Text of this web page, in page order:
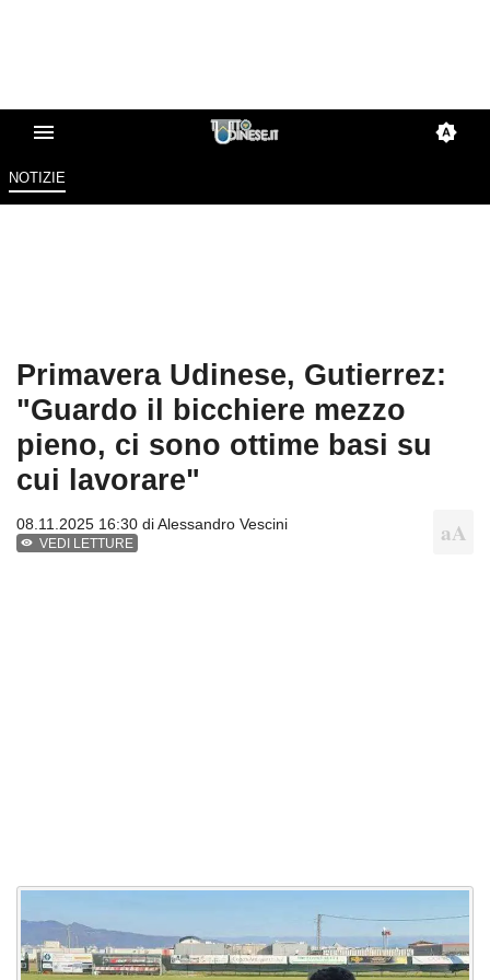
NOTIZIE
Primavera Udinese, Gutierrez:
"Guardo il bicchiere mezzo
pieno, ci sono ottime basi su
cui lavorare"
08.11.2025 16:30 diAlessandro Vescini
VEDI LETTURE